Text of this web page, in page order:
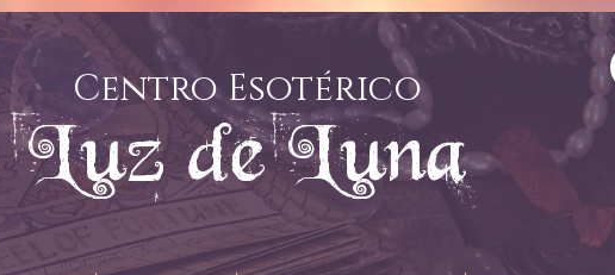
Centro Esotérico
Luz de Luna